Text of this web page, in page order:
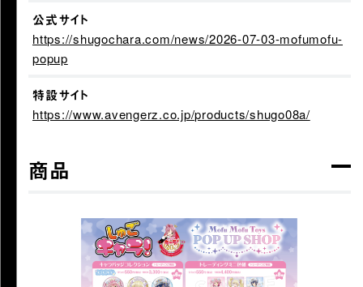
公式サイト
https://shugochara.com/news/2026-07-03-mofumofu-
popup
特設サイト
https://www.avengerz.co.jp/products/shugo08a/
商品